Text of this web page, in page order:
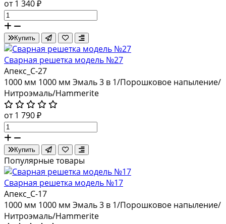
от 1 340 ₽
Купить
Сварная решетка модель №27
Апекс_С-27
1000 мм 1000 мм Эмаль 3 в 1/Порошковое напыление/
Нитроэмаль/Hammerite
от 1 790 ₽
Купить
Популярные товары
Сварная решетка модель №17
Апекс_С-17
1000 мм 1000 мм Эмаль 3 в 1/Порошковое напыление/
Нитроэмаль/Hammerite